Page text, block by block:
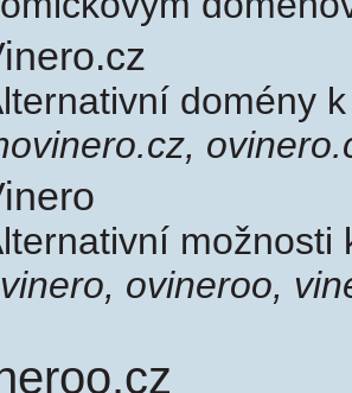
domény
ovineroo,